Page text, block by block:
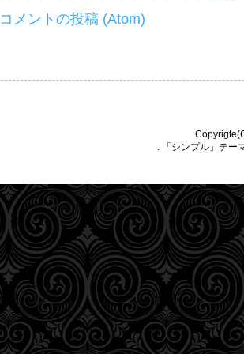
コメントの投稿 (Atom)
. 「シンプル」テー